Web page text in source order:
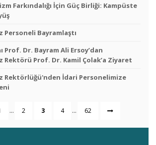
Farkındalığı İçin Güç Birliği: Kampüste
Personeli Bayramlaştı
Prof. Dr. Bayram Ali Ersoy’dan
Rektörü Prof. Dr. Kamil Çolak’a Ziyaret
Rektörlüğü'nden İdari Personelimize
... 2 3 4 ... 62